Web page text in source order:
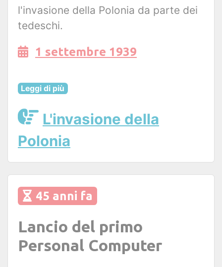
l'invasione della Polonia da parte dei
tedeschi.
1 settembre 1939
Leggi di più
L'invasione della
Polonia
45 anni fa
Lancio del primo
Personal Computer